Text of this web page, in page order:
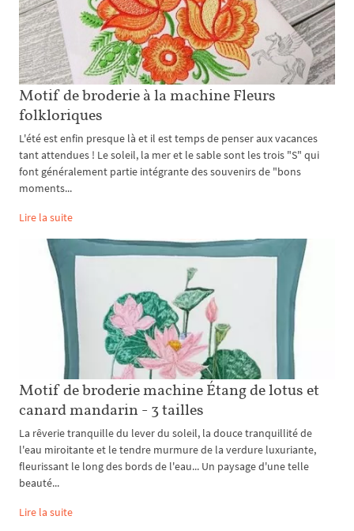
Motif de broderie à la machine Fleurs
folkloriques
L'été est enfin presque là et il est temps de penser aux vacances
tant attendues ! Le soleil, la mer et le sable sont les trois "S" qui
font généralement partie intégrante des souvenirs de "bons
moments...
Lire la suite
Motif de broderie machine Étang de lotus et
canard mandarin - 3 tailles
La rêverie tranquille du lever du soleil, la douce tranquillité de
l'eau miroitante et le tendre murmure de la verdure luxuriante,
fleurissant le long des bords de l'eau... Un paysage d'une telle
beauté...
Lire la suite